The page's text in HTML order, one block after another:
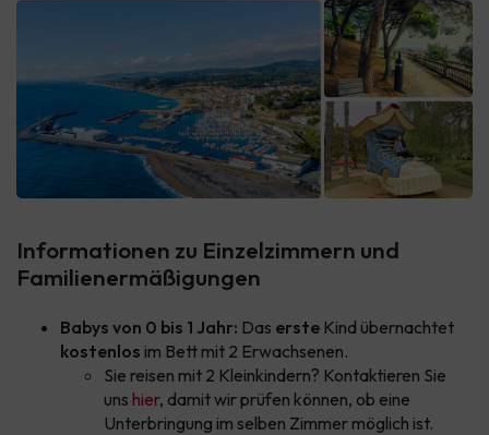
Informationen zu Einzelzimmern und
Familienermäßigungen
Babys von 0 bis 1 Jahr: Das erste Kind übernachtet
kostenlos im Bett mit 2 Erwachsenen.
Sie reisen mit 2 Kleinkindern? Kontaktieren Sie
uns hier, damit wir prüfen können, ob eine
Unterbringung im selben Zimmer möglich ist.